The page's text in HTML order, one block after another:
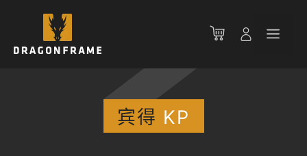
菜
宾得 KP